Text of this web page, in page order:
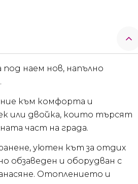
наем нов, напълно
към комфорта и
или двойка, които търсят
част на града.
уютен кът за отдих
обзаведен и оборудван с
Отоплението и